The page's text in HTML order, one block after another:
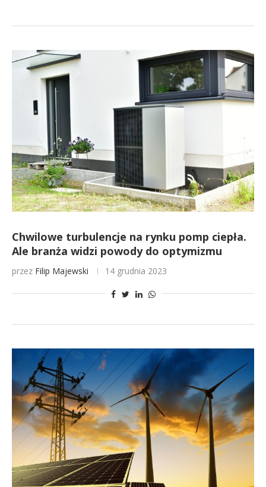
Chwilowe turbulencje na rynku pomp ciepła.
Ale branża widzi powody do optymizmu
przez Filip Majewski 14 grudnia 2023